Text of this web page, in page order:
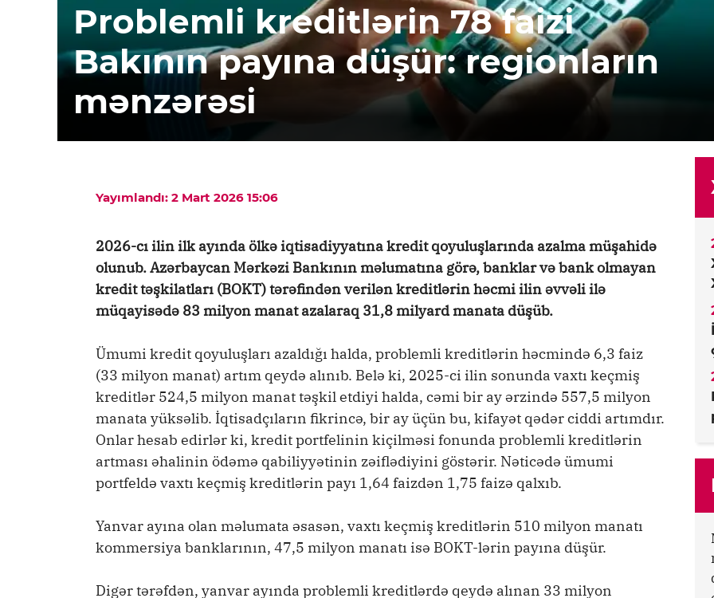
Problemli kreditlərin 78 faizi
Bakının payına düşür: regionların
mənzərəsi
Yayımlandı: 2 Mart 2026 15:06
2026-cı ilin ilk ayında ölkə iqtisadiyyatına kredit qoyuluşlarında azalma müşahidə
olunub. Azərbaycan Mərkəzi Bankının məlumatına görə, banklar və bank olmayan
kredit təşkilatları (BOKT) tərəfindən verilən kreditlərin həcmi ilin əvvəli ilə
müqayisədə 83 milyon manat azalaraq 31,8 milyard manata düşüb.
Ümumi kredit qoyuluşları azaldığı halda, problemli kreditlərin həcmində 6,3 faiz
(33 milyon manat) artım qeydə alınıb. Belə ki, 2025-ci ilin sonunda vaxtı keçmiş
kreditlər 524,5 milyon manat təşkil etdiyi halda, cəmi bir ay ərzində 557,5 milyon
manata yüksəlib. İqtisadçıların fikrincə, bir ay üçün bu, kifayət qədər ciddi artımdır.
Onlar hesab edirlər ki, kredit portfelinin kiçilməsi fonunda problemli kreditlərin
artması əhalinin ödəmə qabiliyyətinin zəiflədiyini göstərir. Nəticədə ümumi
portfeldə vaxtı keçmiş kreditlərin payı 1,64 faizdən 1,75 faizə qalxıb.
Yanvar ayına olan məlumata əsasən, vaxtı keçmiş kreditlərin 510 milyon manatı
kommersiya banklarının, 47,5 milyon manatı isə BOKT-lərin payına düşür.
Digər tərəfdən, yanvar ayında problemli kreditlərdə qeydə alınan 33 milyon